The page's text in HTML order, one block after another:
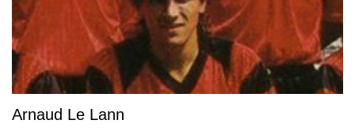
Arnaud Le Lann